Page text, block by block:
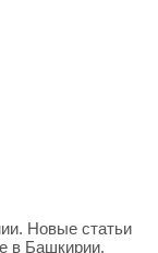
Новые статьи
в Башкирии.